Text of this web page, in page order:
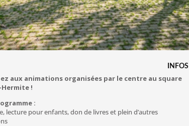
INFOS
aux animations organisées par le centre au square
Hermite !
:
lecture pour enfants, don de livres et plein d’autres